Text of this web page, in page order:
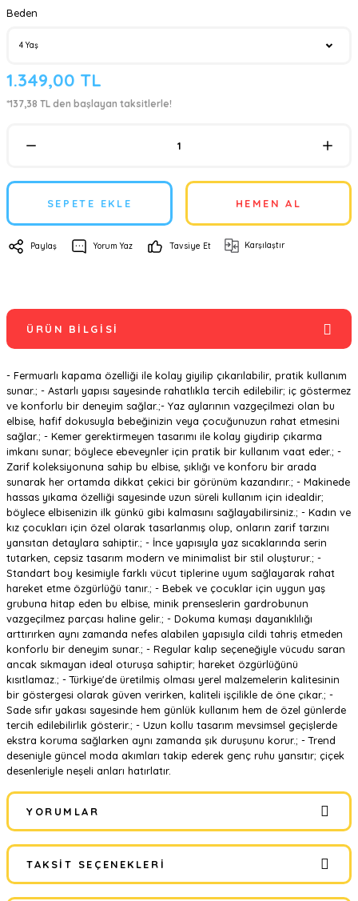
Beden
1.349,00 TL
*137,38 TL den başlayan taksitlerle!
SEPETE EKLE HEMEN AL
Paylaş Yorum Yaz Tavsiye Et Karşılaştır
ÜRÜN BILGISI
- Fermuarlı kapama özelliği ile kolay giyilip çıkarılabilir, pratik kullanım
sunar.; - Astarlı yapısı sayesinde rahatlıkla tercih edilebilir; iç göstermez
ve konforlu bir deneyim sağlar.;- Yaz aylarının vazgeçilmezi olan bu
elbise, hafif dokusuyla bebeğinizin veya çocuğunuzun rahat etmesini
sağlar.; - Kemer gerektirmeyen tasarımı ile kolay giydirip çıkarma
imkanı sunar; böylece ebeveynler için pratik bir kullanım vaat eder.; -
Zarif koleksiyonuna sahip bu elbise, şıklığı ve konforu bir arada
sunarak her ortamda dikkat çekici bir görünüm kazandırır.; - Makinede
hassas yıkama özelliği sayesinde uzun süreli kullanım için idealdir;
böylece elbisenizin ilk günkü gibi kalmasını sağlayabilirsiniz.; - Kadın ve
kız çocukları için özel olarak tasarlanmış olup, onların zarif tarzını
yansıtan detaylara sahiptir.; - İnce yapısıyla yaz sıcaklarında serin
tutarken, cepsiz tasarım modern ve minimalist bir stil oluşturur.; -
Standart boy kesimiyle farklı vücut tiplerine uyum sağlayarak rahat
hareket etme özgürlüğü tanır.; - Bebek ve çocuklar için uygun yaş
grubuna hitap eden bu elbise, minik prenseslerin gardrobunun
vazgeçilmez parçası haline gelir.; - Dokuma kumaşı dayanıklılığı
arttırırken aynı zamanda nefes alabilen yapısıyla cildi tahriş etmeden
konforlu bir deneyim sunar.; - Regular kalıp seçeneğiyle vücudu saran
ancak sıkmayan ideal oturuşa sahiptir; hareket özgürlüğünü
kısıtlamaz.; - Türkiye'de üretilmiş olması yerel malzemelerin kalitesinin
bir göstergesi olarak güven verirken, kaliteli işçilikle de öne çıkar.; -
Sade sıfır yakası sayesinde hem günlük kullanım hem de özel günlerde
tercih edilebilirlik gösterir.; - Uzun kollu tasarım mevsimsel geçişlerde
ekstra koruma sağlarken aynı zamanda şık duruşunu korur.; - Trend
deseniyle güncel moda akımları takip ederek genç ruhu yansıtır; çiçek
desenleriyle neşeli anları hatırlatır.
YORUMLAR
Bu ürüne ilk yorumu siz yapın!
TAKSIT SEÇENEKLERI